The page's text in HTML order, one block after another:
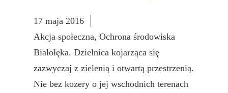
17 maja 2016
Akcja społeczna, Ochrona środowiska
Białołęka. Dzielnica kojarząca się
zazwyczaj z zielenią i otwartą przestrzenią.
Nie bez kozery o jej wschodnich terenach